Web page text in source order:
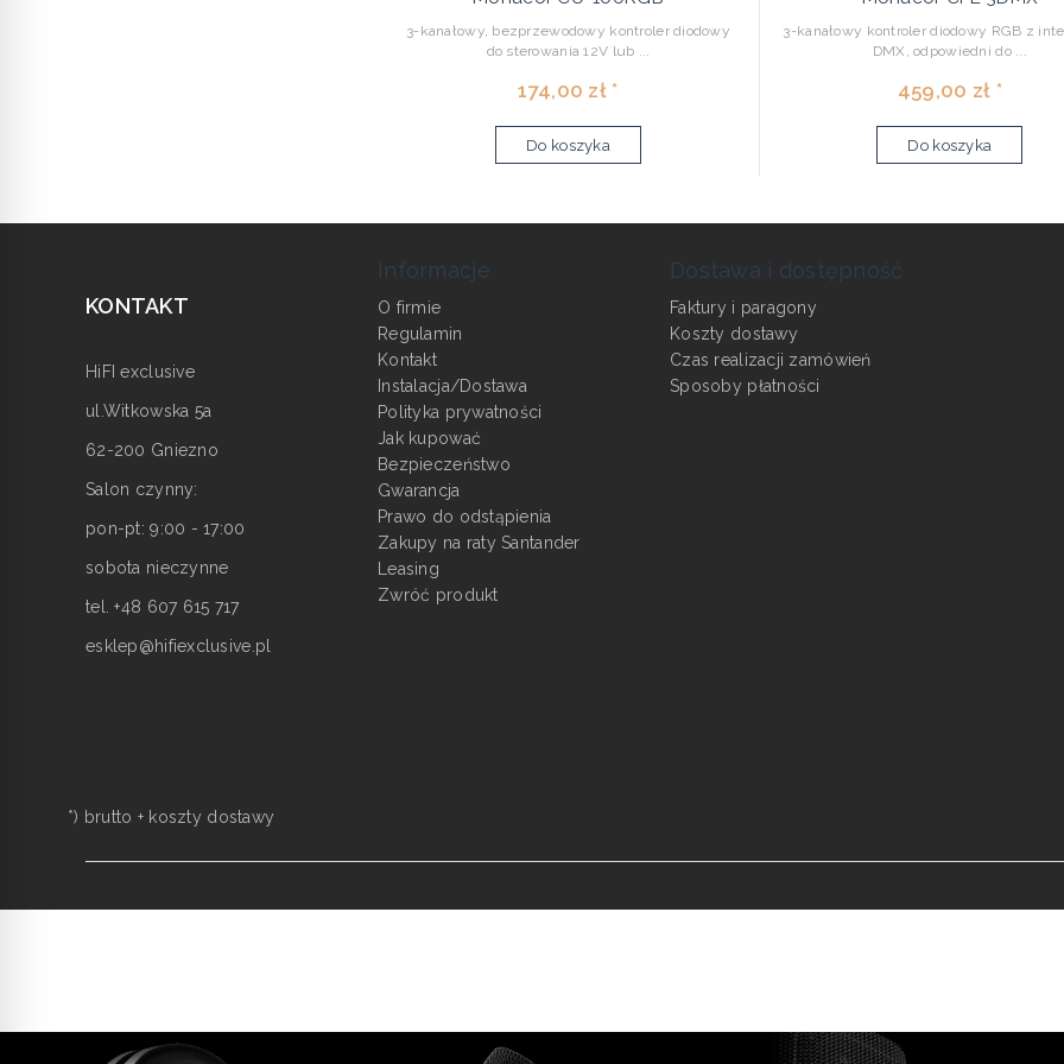
3-kanałowy, bezprzewodowy kontroler diodowy
do sterowania 12V lub ...
174,00 zł *
Do koszyka
3-kanałowy kontroler diodowy RGB z
DMX, odpowiedni do ...
459,00 zł *
Do koszyka
KONTAKT
HiFI exclusive
ul.Witkowska 5a
62-200 Gniezno
Salon czynny:
pon-pt: 9:00 - 17:00
sobota nieczynne
tel. +48 607 615 717
esklep@hifiexclusive.pl
Informacje
O firmie
Regulamin
Kontakt
Instalacja/Dostawa
Polityka prywatności
Jak kupować
Bezpieczeństwo
Gwarancja
Prawo do odstąpienia
Zakupy na raty Santander
Leasing
Zwróć produkt
Dostawa i dostępność
Faktury i paragony
Koszty dostawy
Czas realizacji zamówień
Sposoby płatności
*) brutto + koszty dostawy